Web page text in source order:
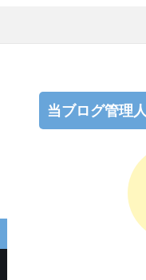
当ブログ管理人